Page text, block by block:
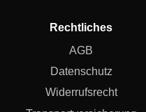
Rechtliches
AGB
Datenschutz
Widerrufsrecht